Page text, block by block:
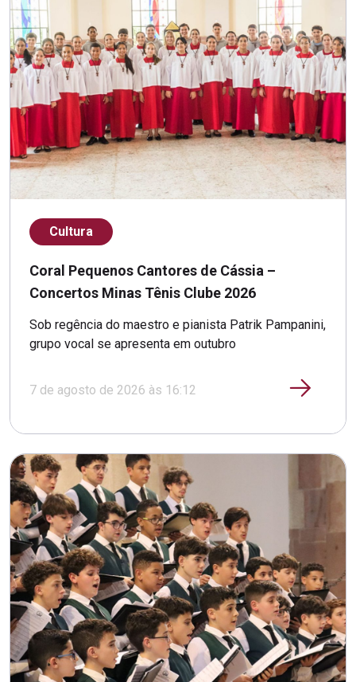
Cultura
Coral Pequenos Cantores de Cássia –
Concertos Minas Tênis Clube 2026
Sob regência do maestro e pianista Patrik Pampanini,
grupo vocal se apresenta em outubro
7 de agosto de 2026 às 16:12